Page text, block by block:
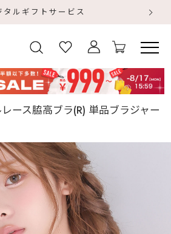
タルギフトサービス
ース脇高ブラ(R) 単品ブラジャー